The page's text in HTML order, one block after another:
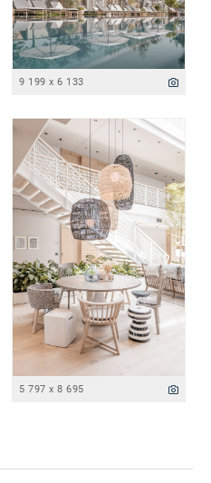
9 199 x 6 133
5 797 x 8 695